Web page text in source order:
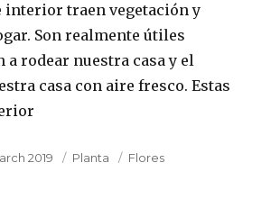
interior traen vegetación y
Son realmente útiles
a rodear nuestra casa y el
casa con aire fresco. Estas
2019 Category
Planta Tags
Flores